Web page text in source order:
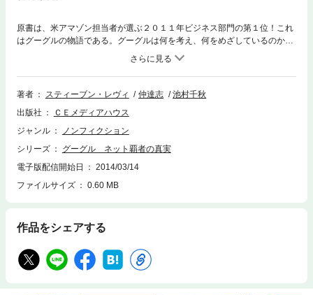
原書は、米アマゾン担当者が選ぶ２０１１年ビジネス部門の第１位！これ
はグーグルの物語である。グーグルは何を考え、何をめざしているのか。
『マッキントッシュ物語』でアップルの全貌を暴いた著者が、巨人の内側
に密着取材。これまでベールに包まれていた謎を解き明かす渾身のドキュ
メント。徹底的な隠蔽戦略で見つけたネットの「金の鉱脈」、ジョブズが
憎んだアンドロイド携帯、中国市場での失態、フェイスブックに挑むグー
歴史のすべてが、ここにある。【各紙の書評】・グーグルの興隆というエ
キサイティングなストーリーを、これほど深く描いた本があるだろうか。
ナリストだ。彼は、これまで書かれたどのグーグル本よりも、面白い本を
書き上げた。グーグルに関する本はこれからもたくさん出るに違いない。
だが本書ほど、グーグルを生き生きと描き出すことができるものは稀だろ
う。（ワシントン・ポスト紙）・世界で最も影響力のあるネット企業の思
著者 スティーブン・レヴィ 仲達志
池村千秋
出版社
ＣＥメディアハウス
ジャンル
ノンフィクション
シリーズ
グーグル ネット覇者の真実
電子版配信開始日
2014/03/14
ファイルサイズ
0.60 MB
作品をシェアする